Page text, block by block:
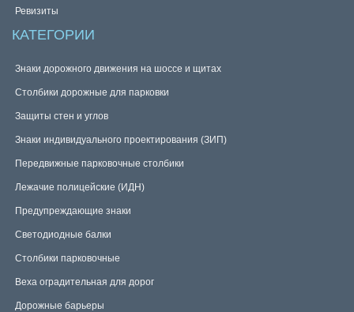
Ревизиты
КАТЕГОРИИ
Знаки дорожного движения на шоссе и щитах
Столбики дорожные для парковки
Защиты стен и углов
Знаки индивидуального проектирования (ЗИП)
Передвижные парковочные столбики
Лежачие полицейские (ИДН)
Предупреждающие знаки
Светодиодные балки
Столбики парковочные
Веха оградительная для дорог
Дорожные барьеры